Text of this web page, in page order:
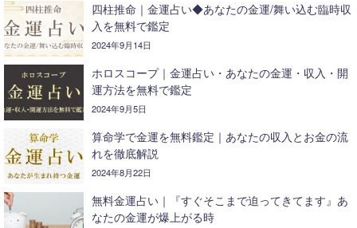
四柱推命｜金運占い◆あなたの金運/舞い込む臨時収
入を無料で鑑定
2024年9月14日
ホロスコープ｜金運占い・あなたの金運・収入・開
運方法を無料で鑑定
2024年9月5日
算命学で金運を無料鑑定｜あなたの収入とお金の流
れを徹底解説
2024年8月22日
無料金運占い｜『すぐそこまで迫ってきてます』あ
なたの金運が爆上がる時